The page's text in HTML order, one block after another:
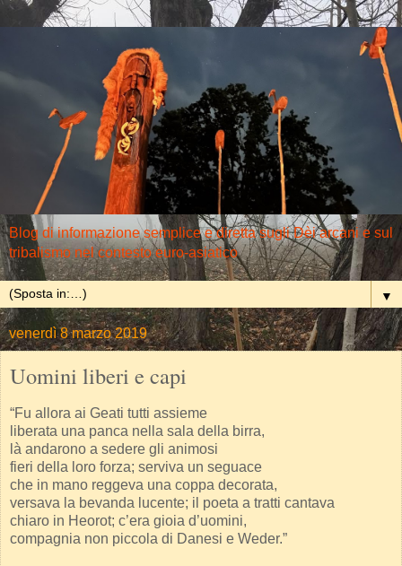
Blog di informazione semplice e diretta sugli Dèi arcani e sul
tribalismo nel contesto euro-asiatico
▼
venerdì 8 marzo 2019
Uomini liberi e capi
“Fu allora ai Geati tutti assieme
liberata una panca nella sala della birra,
là andarono a sedere gli animosi
fieri della loro forza; serviva un seguace
che in mano reggeva una coppa decorata,
versava la bevanda lucente; il poeta a tratti cantava
chiaro in Heorot; c’era gioia d’uomini,
compagnia non piccola di Danesi e Weder.”